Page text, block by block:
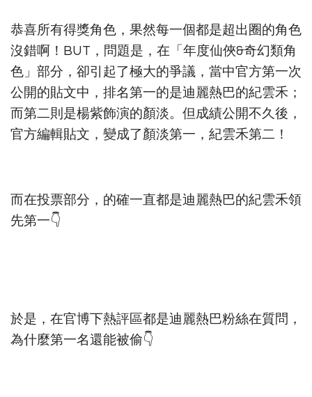
恭喜所有得獎角色，果然每一個都是超出圈的角色
沒錯啊！BUT，問題是，在「年度仙俠&奇幻類角
色」部分，卻引起了極大的爭議，當中官方第一次
公開的貼文中，排名第一的是迪麗熱巴的紀雲禾；
而第二則是楊紫飾演的顏淡。但成績公開不久後，
官方編輯貼文，變成了顏淡第一，紀雲禾第二！
而在投票部分，的確一直都是迪麗熱巴的紀雲禾領
先第一👇
於是，在官博下熱評區都是迪麗熱巴粉絲在質問，
為什麼第一名還能被偷👇